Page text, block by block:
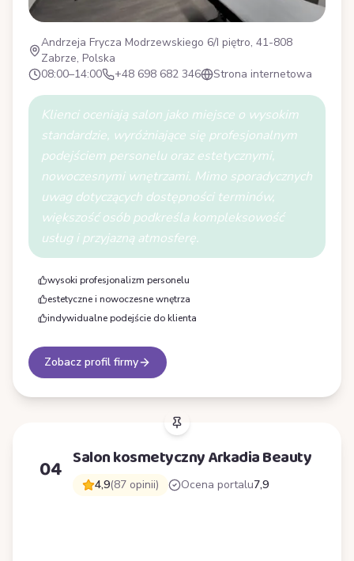
Andrzeja Frycza Modrzewskiego 6/I piętro, 41-808
Zabrze, Polska
08:00–14:00
+48 698 682 346 Strona internetowa
Klienci oceniają salon jako miejsce o wysokim
standardzie, wyróżniające się profesjonalnym
podejściem personelu oraz estetycznymi,
nowoczesnymi wnętrzami. Mimo sporadycznych
uwag dotyczących dostępności terminów,
większość osób podkreśla kompleksowość
usług i przyjazną atmosferę.
wysoki profesjonalizm personelu
estetyczne i nowoczesne wnętrza
indywidualne podejście do klienta
Zobacz profil firmy
04 Salon kosmetyczny Arkadia Beauty
4,9(87 opinii) Ocena portalu7,9